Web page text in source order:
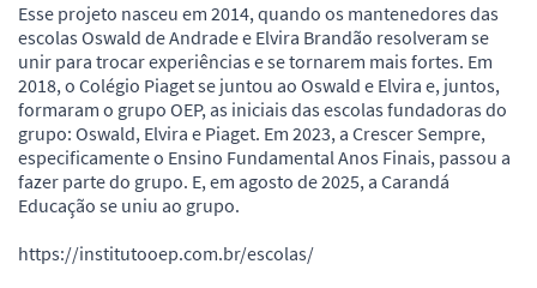
Esse projeto nasceu em 2014, quando os mantenedores das
escolas Oswald de Andrade e Elvira Brandão resolveram se
unir para trocar experiências e se tornarem mais fortes. Em
2018, o Colégio Piaget se juntou ao Oswald e Elvira e, juntos,
formaram o grupo OEP, as iniciais das escolas fundadoras do
grupo: Oswald, Elvira e Piaget. Em 2023, a Crescer Sempre,
especificamente o Ensino Fundamental Anos Finais, passou a
fazer parte do grupo. E, em agosto de 2025, a Carandá
Educação se uniu ao grupo.
https://institutooep.com.br/escolas/